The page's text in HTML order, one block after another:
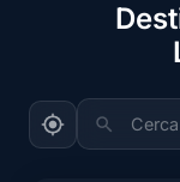
Cerca la